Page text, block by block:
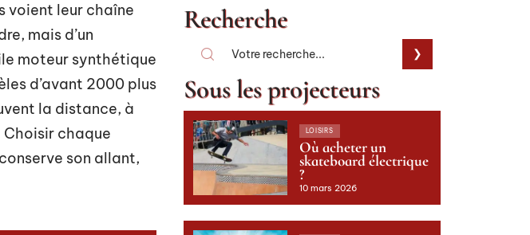
voient leur chaîne
mais d’un
moteur synthétique
d’avant 2000 plus
la distance, à
chaque
son allant,
Recherche
Sous les projecteurs
LOISIRS
Où acheter un
skateboard électrique
?
10 mars 2026